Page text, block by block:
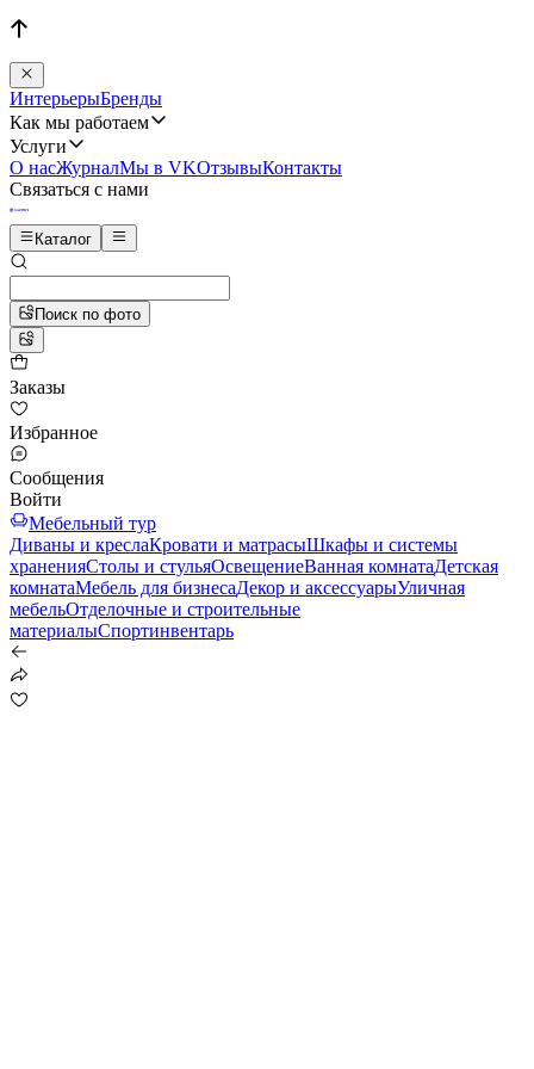
ИнтерьерыБренды
Как мы работаем
Услуги
О насЖурналМы в VKОтзывыКонтакты
Связаться с нами
Каталог
Поиск по фото
Заказы
Избранное
Сообщения
Войти
Мебельный тур
Диваны и креслаКровати и матрасыШкафы и системы
храненияСтолы и стульяОсвещениеВанная комнатаДетская
комнатаМебель для бизнесаДекор и аксессуарыУличная
мебельОтделочные и строительные
материалыСпортинвентарь